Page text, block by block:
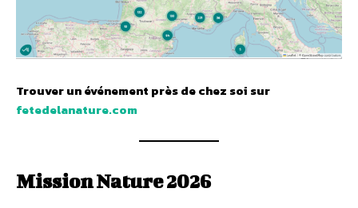
Trouver un événement près de chez soi sur
fetedelanature.com
Mission Nature 2026